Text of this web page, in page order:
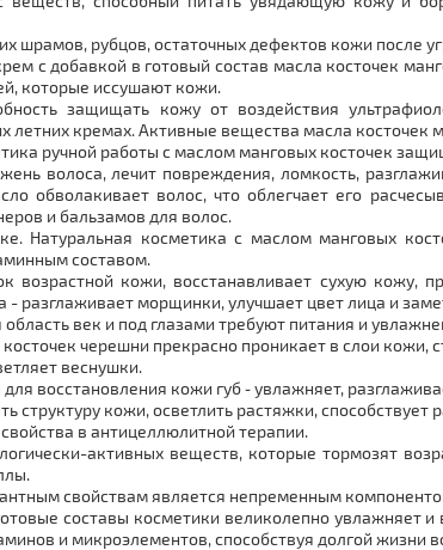
шрамов, рубцов, остаточных дефектов кожи после
с добавкой в готовый состав масла косточек
которые иссушают кожи.
защищать кожу от воздействия
летних кремах. Активные вещества масла
ручной работы с маслом манговых косточек
волоса, лечит повреждения, ломкость,
обволакивает волос, что облегчает его
и бальзамов для волос.
Натуральная косметика с маслом манговых
составом.
возрастной кожи, восстанавливает сухую кожу,
- разглаживает морщинки, улучшает цвет лица и
век и под глазами требуют питания и
черешни прекрасно проникает в слои кожи,
веснушки.
восстановления кожи губ ֊ увлажняет,
структуру кожи, осветлить растяжки,
в антицеллюлитной терапии.
активных веществ, которые тормозят
свойствам является непременным
составы косметики великолепно увлажняет
и микроэлементов, способствуя долгой жизни